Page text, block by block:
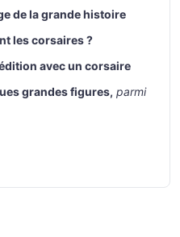
de la grande histoire
les corsaires ?
avec un corsaire
grandes figures, parmi